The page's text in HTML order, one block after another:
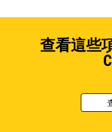
查看這些